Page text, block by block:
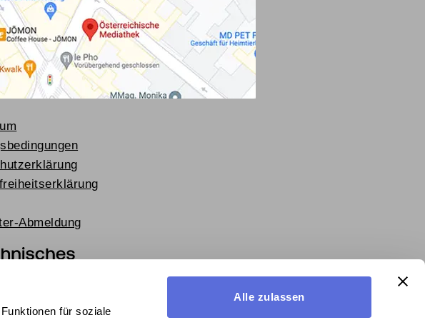
für soziale
Alle zulassen
Abmeldung